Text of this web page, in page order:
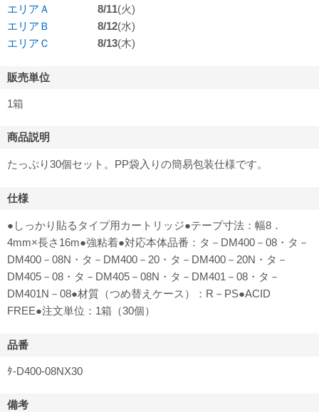
エリアＡ
8/11(火)
エリアＢ
8/12(水)
エリアＣ
8/13(木)
販売単位
1箱
商品説明
たっぷり30個セット。PP袋入りの簡易包装仕様です。
仕様
●しっかり貼るタイプ用カートリッジ●テープ寸法：幅8．
4mm×長さ16m●強粘着●対応本体品番：タ－DM400－08・タ－
DM400－08N・タ－DM400－20・タ－DM400－20N・タ－
DM405－08・タ－DM405－08N・タ－DM401－08・タ－
DM401N－08●材質（つめ替えケース）：R－PS●ACID
FREE●注文単位：1箱（30個）
品番
ﾀ-D400-08NX30
備考